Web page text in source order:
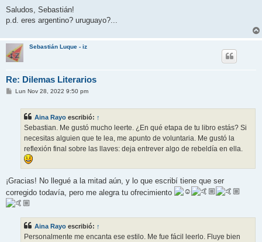
Saludos, Sebastián!
p.d. eres argentino? uruguayo?...
Sebastián Luque - iz
Re: Dilemas Literarios
MLun Nov 28, 2022 9:50 pm
Aina Rayo escribió: ↑
Sebastian. Me gustó mucho leerte. ¿En qué etapa de tu libro estás? Si
necesitas alguien que te lea, me apunto de voluntaria. Me gustó la
reflexión final sobre las llaves: deja entrever algo de rebeldía en ella.
¡Gracias! No llegué a la mitad aún, y lo que escribí tiene que ser
corregido todavía, pero me alegra tu ofrecimiento
Aina Rayo escribió: ↑
Personalmente me encanta ese estilo. Me fue fácil leerlo. Fluye bien